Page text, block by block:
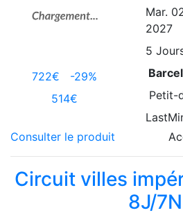
722€ -29%
514€
Mar.
2027
5
Petit-
Consulter le produit
Circuit villes
8J/7N